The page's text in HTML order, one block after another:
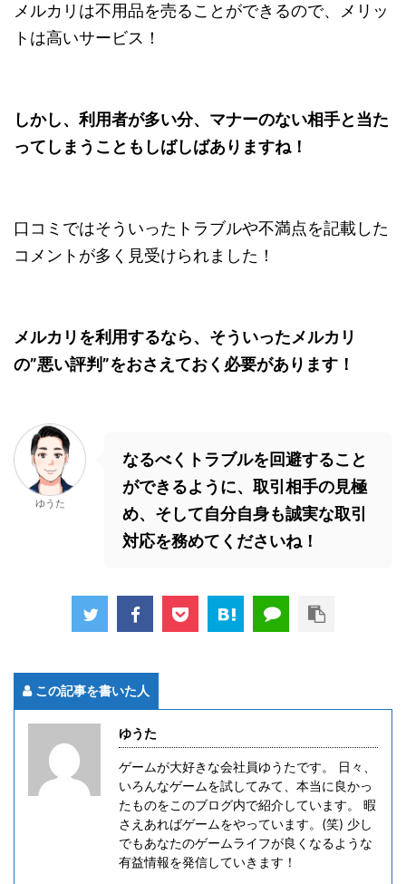
メルカリは不用品を売ることができるので、メリッ
トは高いサービス！
しかし、利用者が多い分、マナーのない相手と当た
ってしまうこともしばしばありますね！
口コミではそういったトラブルや不満点を記載した
コメントが多く見受けられました！
メルカリを利用するなら、そういったメルカリ
の”悪い評判”をおさえておく必要があります！
ゆうた
なるべくトラブルを回避すること
ができるように、取引相手の見極
め、そして自分自身も誠実な取引
対応を務めてくださいね！
この記事を書いた人
ゆうた
ゲームが大好きな会社員ゆうたです。 日々、
いろんなゲームを試してみて、本当に良かっ
たものをこのブログ内で紹介しています。 暇
さえあればゲームをやっています。(笑) 少し
でもあなたのゲームライフが良くなるような
有益情報を発信していきます！